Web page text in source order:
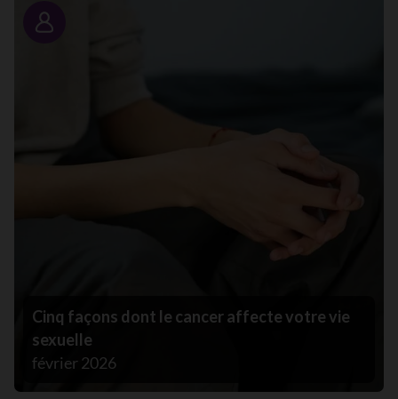
Portrait
Cinq façons dont le cancer affecte votre vie
sexuelle
février 2026